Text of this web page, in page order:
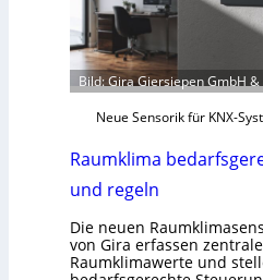
u
i
k
t
o
i
t
Bild: Gira Giersiepen GmbH &
Neue Sensorik für KNX-
Raumklima
und regeln
Die neuen
von Gira erfassen zentrale
Raumklimawerte und